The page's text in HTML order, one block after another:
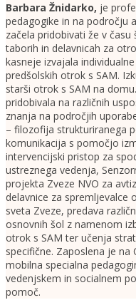
Barbara Žnidarko, je
pedagogike in na področju
začela pridobivati že v
taborih in delavnicah za
kasneje izvajala
predšolskih otrok s SAM.
starši otrok s SAM na
pridobivala na različnih
znanja na področjih
– filozofija strukturiranega
komunikacija s pomočjo
intervencijski pristop za
ustreznega vedenja,
projekta Zveze NVO za
delavnice za spremljevalce
sveta Zveze, predava
osnovnih šol z namenom
otrok s SAM ter učenja
specifične. Zaposlena je na
mobilna specialna
vedenjskem in socialnem
pomoč.